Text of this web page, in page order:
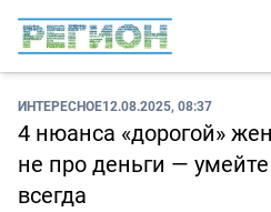
ИНТЕРЕСНОЕ12.08.2025, 08:37
4 нюанса «дорогой»
не про деньги —
всегда